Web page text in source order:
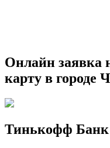
Онлайн заявка
карту в городе
Тинькофф Банк